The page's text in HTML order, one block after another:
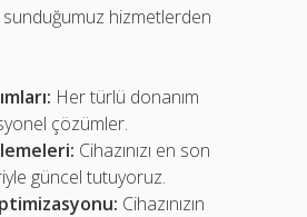
hizmetlerden
Her türlü donanım
çözümler.
Cihazınızı en son
güncel tutuyoruz.
Cihazınızın